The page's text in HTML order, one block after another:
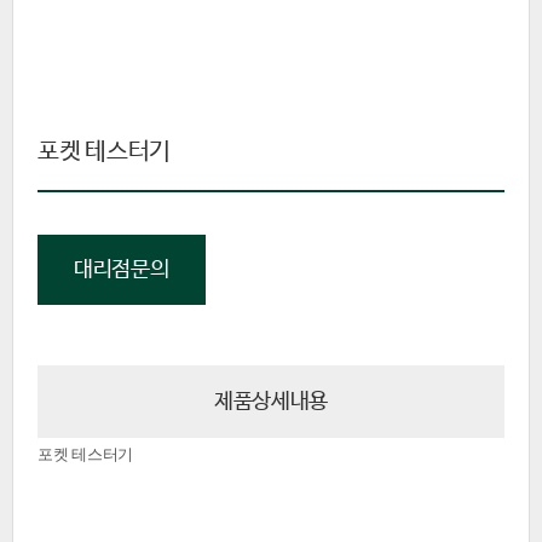
포켓 테스터기
대리점문의
제품상세내용
포켓 테스터기